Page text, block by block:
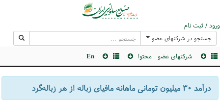
ورود / ثبت نام
جستجو در شرکتهای عضو
شرکتهای عضو محتوا En
درآمد ۳۰ میلیون تومانی ماهانه مافیای زباله از هر زباله‌گرد